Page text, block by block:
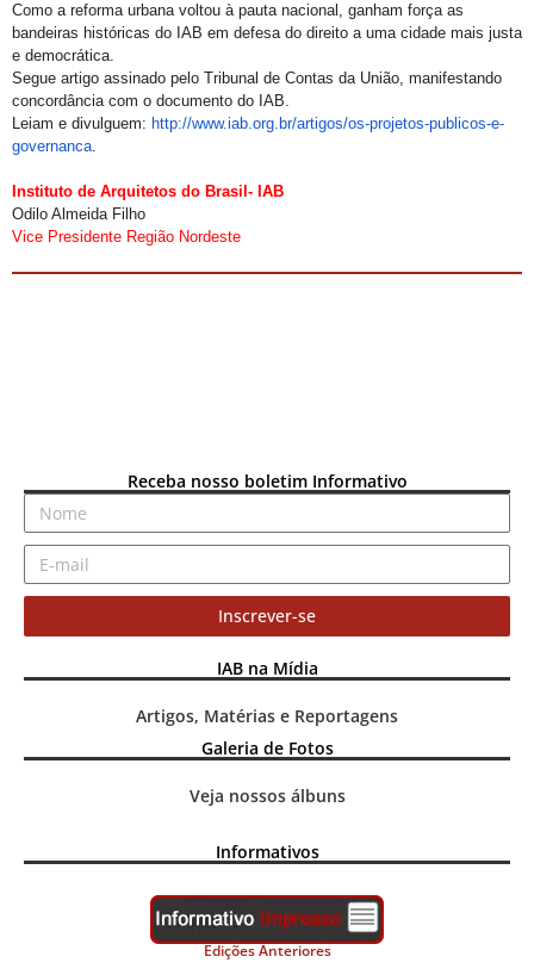
Como a reforma urbana voltou à pauta nacional, ganham força as
bandeiras históricas do IAB em defesa do direito a uma cidade mais justa
e democrática.
Segue artigo assinado pelo Tribunal de Contas da União, manifestando
concordância com o documento do IAB.
Leiam e divulguem: http://www.iab.org. br/artigos/os-projetos-publicos-e-
governanca.
Instituto de Arquitetos do Brasil- IAB
Odilo Almeida Filho
Vice Presidente Região Nordeste
Receba nosso boletim Informativo
Inscrever-se
IAB na Mídia
Artigos, Matérias e Reportagens
Galeria de Fotos
Veja nossos álbuns
Informativos
Edições Anteriores